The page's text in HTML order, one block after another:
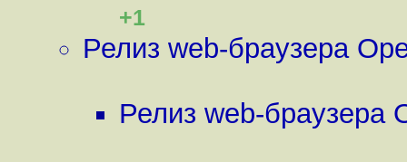
+1
Релиз web-браузера
Релиз web-браузера